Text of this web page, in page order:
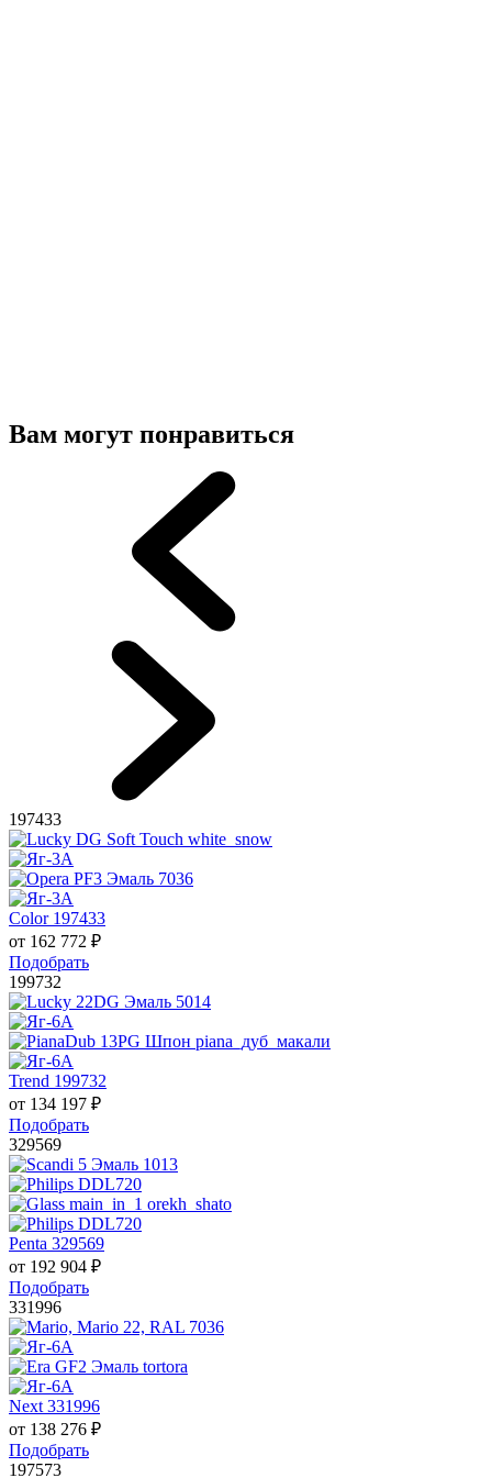
Вам могут понравиться
197433
Color 197433
от 162 772 ₽
Подобрать
199732
Trend 199732
от 134 197 ₽
Подобрать
329569
Penta 329569
от 192 904 ₽
Подобрать
331996
Next 331996
от 138 276 ₽
Подобрать
197573